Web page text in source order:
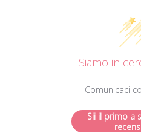
Siamo in
Comunicaci
Sii il primo a